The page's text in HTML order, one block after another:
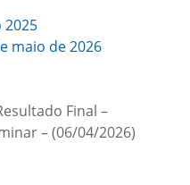
2025
maio de 2026
Final –
– (06/04/2026)